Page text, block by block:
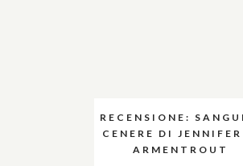
RECENSIONE:
CENERE DI JENNIFER
ARMENTROUT